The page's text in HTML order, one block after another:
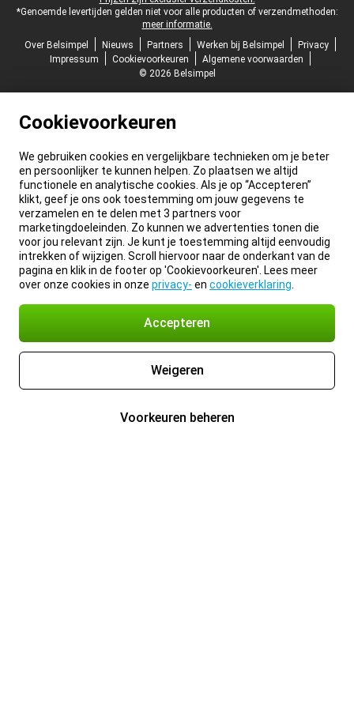
*Genoemde levertijden gelden niet voor alle producten of verzendmethoden:
meer informatie.
Over Belsimpel
Nieuws Partners Werken bij Belsimpel
Privacy
Impressum
Cookievoorkeuren
Algemene voorwaarden
© 2026 Belsimpel
Cookievoorkeuren
We gebruiken cookies en vergelijkbare technieken om je beter
en persoonlijker te kunnen helpen. Zo plaatsen we altijd
functionele en analytische cookies. Als je op “Accepteren”
klikt, geef je ons ook toestemming om jouw gegevens te
verzamelen en te delen met 3 partners voor
marketingdoeleinden. Zo kunnen we advertenties tonen die
voor jou relevant zijn. Je kunt je toestemming altijd eenvoudig
intrekken of wijzigen. Scroll hiervoor naar de onderkant van de
pagina en klik in de footer op 'Cookievoorkeuren'. Lees meer
over onze cookies in onze privacy- en cookieverklaring
Accepteren
Weigeren
Voorkeuren beheren